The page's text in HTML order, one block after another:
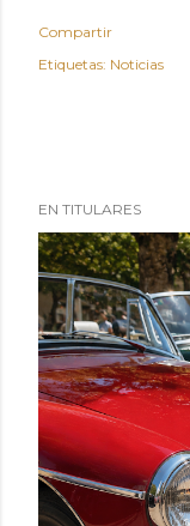
Compartir
Etiquetas: Noticias
EN TITULARES